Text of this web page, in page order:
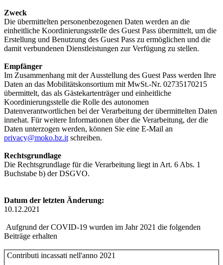
Zweck
Die übermittelten personenbezogenen Daten werden an die
einheitliche Koordinierungsstelle des Guest Pass übermittelt, um die
Erstellung und Benutzung des Guest Pass zu ermöglichen und die
damit verbundenen Dienstleistungen zur Verfügung zu stellen.
Empfänger
Im Zusammenhang mit der Ausstellung des Guest Pass werden Ihre
Daten an das Mobilitätskonsortium mit MwSt.-Nr. 02735170215
übermittelt, das als Gästekartenträger und einheitliche
Koordinierungsstelle die Rolle des autonomen
Datenverantwortlichen bei der Verarbeitung der übermittelten Daten
innehat. Für weitere Informationen über die Verarbeitung, der die
Daten unterzogen werden, können Sie eine E-Mail an
privacy@moko.bz.it schreiben.
Rechtsgrundlage
Die Rechtsgrundlage für die Verarbeitung liegt in Art. 6 Abs. 1
Buchstabe b) der DSGVO.
Datum der letzten Änderung:
10.12.2021
Aufgrund der COVID-19 wurden im Jahr 2021 die folgenden
Beiträge erhalten
Contributi incassati nell'anno 2021